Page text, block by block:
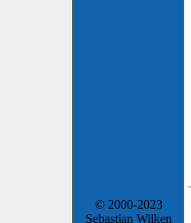
© 2000-2023
Sebastian Wilken